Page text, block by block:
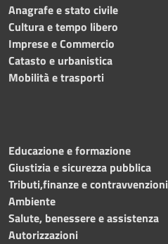
Anagrafe e stato civile
Cultura e tempo libero
Imprese e Commercio
Catasto e urbanistica
Mobilità e trasporti
Educazione e formazione
Giustizia e sicurezza pubblica
Tributi,finanze e contravvenzioni
Ambiente
Salute, benessere e assistenza
Autorizzazioni